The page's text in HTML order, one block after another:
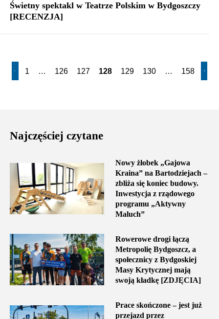
Świetny spektakl w Teatrze Polskim w Bydgoszczy
[RECENZJA]
1 … 126 127 128 129 130 … 158
Najczęściej czytane
Nowy żłobek „Gajowa
Kraina” na Bartodziejach –
zbliża się koniec budowy.
Inwestycja z rządowego
programu „Aktywny
Maluch”
Rowerowe drogi łączą
Metropolię Bydgoszcz, a
społecznicy z Bydgoskiej
Masy Krytycznej mają
swoją kładkę [ZDJĘCIA]
Prace skończone – jest już
przejazd przez